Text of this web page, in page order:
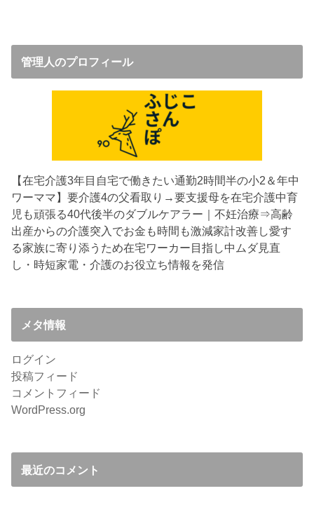
管理人のプロフィール
【在宅介護3年目 自宅で働きたい通勤2時間半の小2＆年中
ワーママ】要介護4の父看取り→要支援母を在宅介護中育
児も頑張る40代後半のダブルケアラー｜不妊治療⇒高齢
出産からの介護突入でお金も時間も激減家計改善し愛す
る家族に寄り添うため在宅ワーカー目指し中 ムダ見直
し・時短家電・介護のお役立ち情報を発信
メタ情報
ログイン
投稿フィード
コメントフィード
WordPress.org
最近のコメント